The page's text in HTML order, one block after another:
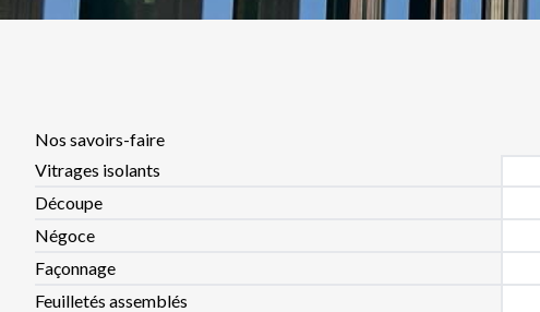
Eric Lauvoisard et Jean-Michel Duprey s’associent pour reprendre la
direction de la
Nos savoirs-faire
Vitrages isolants
Découpe
Négoce
Façonnage
Feuilletés assemblés